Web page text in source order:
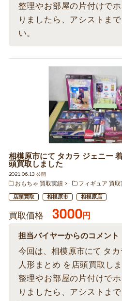
整理やお部屋の片付けで
りましたら、アシストま
い。
相模原市にて タカラ ジェニー
頭買取しました
2021.06.13 公開
おもちゃ 買取実績
フィギュア 買取
店頭買取 相模原市 相模原店
買取価格 3000円
担当バイヤーからのコメント
今回は、相模原市にて タカ
人形まとめ を店頭買取し
整理やお部屋の片付けで
りましたら、アシストま